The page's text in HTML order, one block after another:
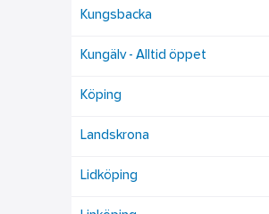
Kungsbacka
Kungälv - Alltid öppet
Köping
Landskrona
Lidköping